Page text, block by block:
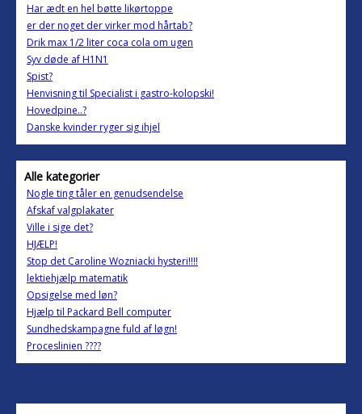
Har ædt en hel bøtte likørtoppe
er der noget der virker mod hårtab?
Drik max 1/2 liter coca cola om ugen
Syv døde af H1N1
Spist?
Henvisning til Specialist i gastro-kolopski!
Hovedpine..?
Danske kvinder ryger sig ihjel
Alle kategorier
Nogle ting tåler en genudsendelse
Afskaf valgplakater
Ville i sige det?
HJÆLP!
Stop det Caroline Wozniacki hysteri!!!!
lektiehjælp matematik
Opsigelse med løn?
Hjælp til Packard Bell computer
Sundhedskampagne fuld af løgn!
Proceslinien ????